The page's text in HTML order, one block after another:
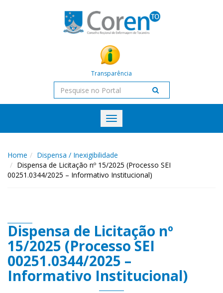
Transparência
Toggle
navigation
Home
Dispensa / Inexigibilidade
Dispensa de Licitação nº 15/2025 (Processo SEI
00251.0344/2025 – Informativo Institucional)
Dispensa de Licitação nº
15/2025 (Processo SEI
00251.0344/2025 –
Informativo Institucional)